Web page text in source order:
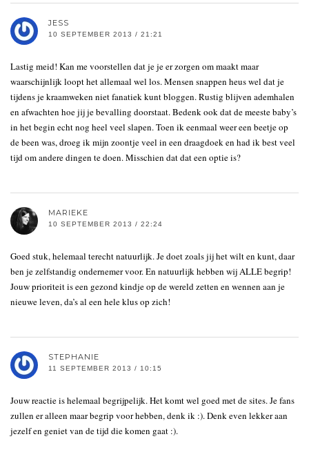
JESS
10 SEPTEMBER 2013 / 21:21
Lastig meid! Kan me voorstellen dat je je er zorgen om maakt maar
waarschijnlijk loopt het allemaal wel los. Mensen snappen heus wel dat je
tijdens je kraamweken niet fanatiek kunt bloggen. Rustig blijven ademhalen
en afwachten hoe jij je bevalling doorstaat. Bedenk ook dat de meeste baby’s
in het begin echt nog heel veel slapen. Toen ik eenmaal weer een beetje op
de been was, droeg ik mijn zoontje veel in een draagdoek en had ik best veel
tijd om andere dingen te doen. Misschien dat dat een optie is?
MARIEKE
10 SEPTEMBER 2013 / 22:24
Goed stuk, helemaal terecht natuurlijk. Je doet zoals jij het wilt en kunt, daar
ben je zelfstandig ondernemer voor. En natuurlijk hebben wij ALLE begrip!
Jouw prioriteit is een gezond kindje op de wereld zetten en wennen aan je
nieuwe leven, da’s al een hele klus op zich!
STEPHANIE
11 SEPTEMBER 2013 / 10:15
Jouw reactie is helemaal begrijpelijk. Het komt wel goed met de sites. Je fans
zullen er alleen maar begrip voor hebben, denk ik :). Denk even lekker aan
jezelf en geniet van de tijd die komen gaat :).